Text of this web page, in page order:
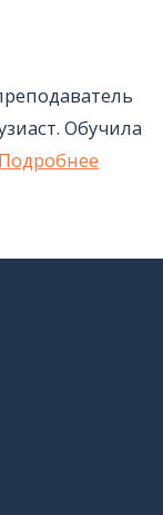
Обучила
Подробнее